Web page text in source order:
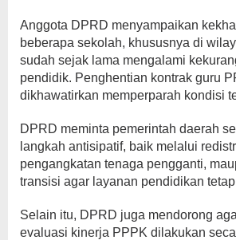
Anggota DPRD menyampaikan
beberapa sekolah, khususnya di
sudah sejak lama mengalami
pendidik. Penghentian kontrak guru
dikhawatirkan memperparah kondisi
DPRD meminta pemerintah daerah
langkah antisipatif, baik melalui
pengangkatan tenaga pengganti,
transisi agar layanan pendidikan
Selain itu, DPRD juga mendorong
evaluasi kinerja PPPK dilakukan